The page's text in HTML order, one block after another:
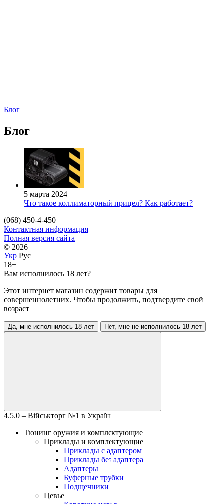
Блог
Блог
5 марта 2024
Что такое коллиматорный прицел? Как работает?
(068) 450-4-450
Контактная информация
Полная версия сайта
© 2026
Укр Рус
18+
Вам исполнилось 18 лет?
Этот интернет магазин содержит товары для
совершеннолетних. Чтобы продолжить, подтвердите свой
возраст
Да, мне исполнилось 18 лет Нет, мне не исполнилось 18 лет
4.5.0 – Військторг №1 в Україні
Тюнинг оружия и комплектующие
Приклады и комплектующие
Приклады с адаптером
Приклады без адаптера
Адаптеры
Буферные трубки
Подщечники
Цевье